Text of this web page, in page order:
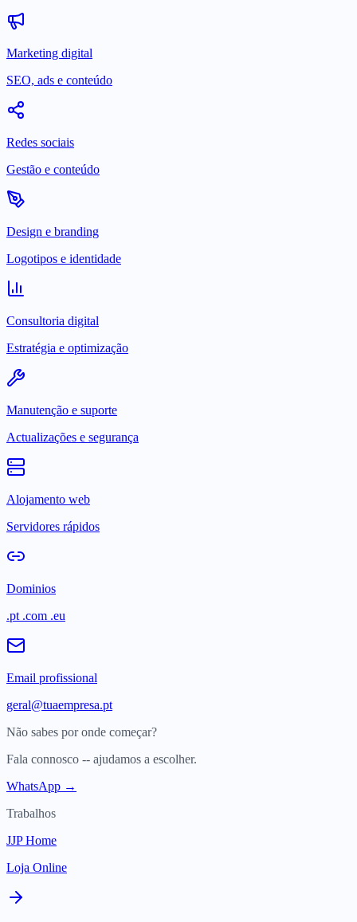
Marketing digital
SEO, ads e conteúdo
Redes sociais
Gestão e conteúdo
Design e branding
Logotipos e identidade
Consultoria digital
Estratégia e optimização
Manutenção e suporte
Actualizações e segurança
Alojamento web
Servidores rápidos
Dominios
.pt .com .eu
Email profissional
geral@tuaempresa.pt
Não sabes por onde começar?
Fala connosco -- ajudamos a escolher.
WhatsApp →
Trabalhos
JJP Home
Loja Online